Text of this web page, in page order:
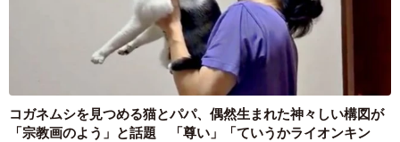
『いつか、無重力の宙（そら）で』
2025年9月8日（月）～10月30日（木）
※毎週月～木（総合）よる10時45分各話15分 <全32回／8
週>
【作】武田雄樹 【音楽】森優太 【主題歌】吉澤嘉代子
コガネムシを見つめる猫とパパ、偶然生まれた神々しい構図が
「宗教画のよう」と話題 「尊い」「ていうかライオンキン